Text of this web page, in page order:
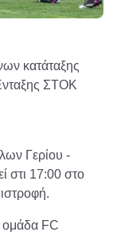
κατάταξης
ΣΤΟΚ
Γερίου -
στι 17:00 στο
ομάδα FC